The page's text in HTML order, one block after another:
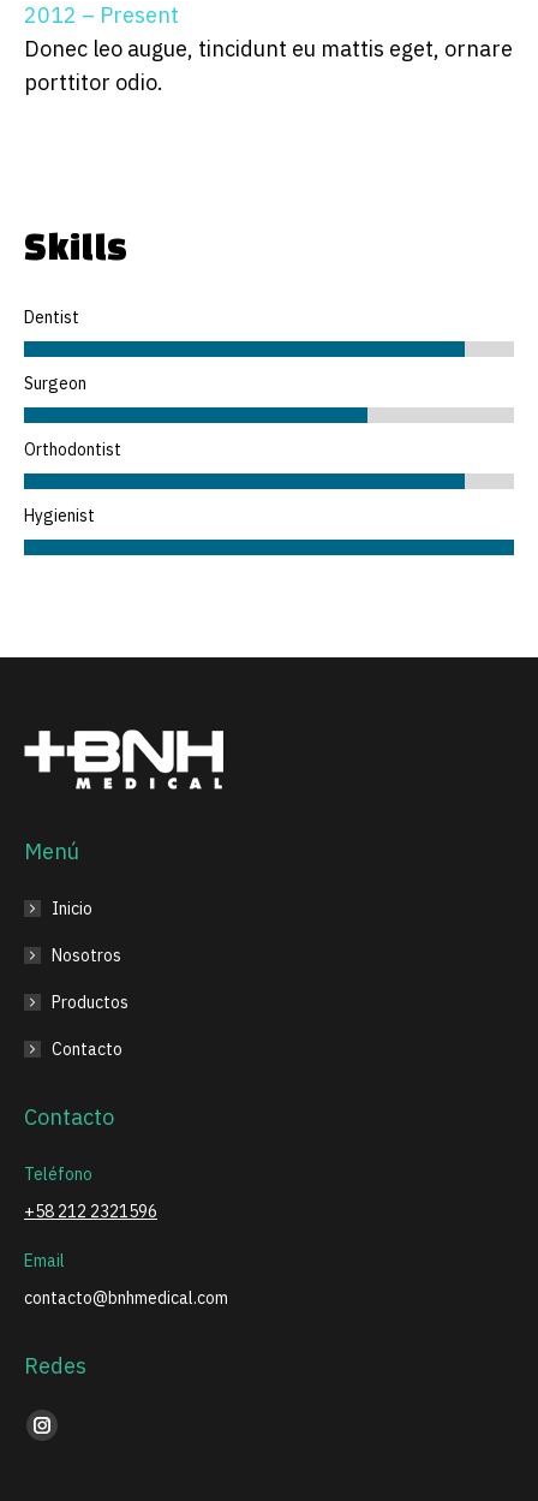
2012 – Present
Donec leo augue, tincidunt eu mattis eget, ornare
porttitor odio.
Skills
Dentist
Surgeon
Orthodontist
Hygienist
Menú
Inicio
Nosotros
Productos
Contacto
Contacto
Teléfono
+58 212 2321596
Email
contacto@bnhmedical.com
Redes
Encuéntranos en:
Instagram